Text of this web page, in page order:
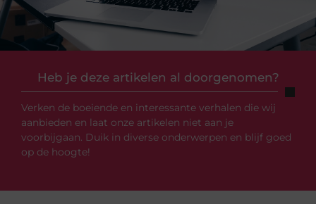
Heb je deze artikelen al doorgenomen?
Verken de boeiende en interessante verhalen die wij
aanbieden en laat onze artikelen niet aan je
voorbijgaan. Duik in diverse onderwerpen en blijf goed
op de hoogte!